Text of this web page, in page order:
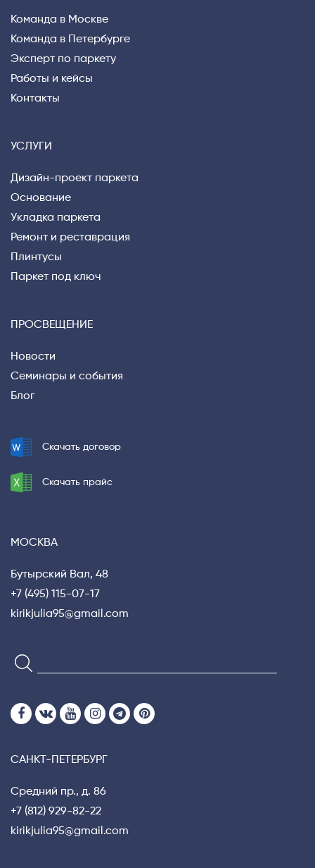
Команда в Москве
Команда в Петербурге
Эксперт по паркету
Работы и кейсы
Контакты
УСЛУГИ
Дизайн-проект паркета
Основание
Укладка паркета
Ремонт и реставрация
Плинтусы
Паркет под ключ
ПРОСВЕЩЕНИЕ
Новости
Семинары и события
Блог
Скачать договор
Скачать прайс
МОСКВА
Бутырский Вал, 48
+7 (495) 115-07-17
kirikjulia95@gmail.com
САНКТ-ПЕТЕРБУРГ
Средний пр., д. 86
+7 (812) 929-82-22
kirikjulia95@gmail.com